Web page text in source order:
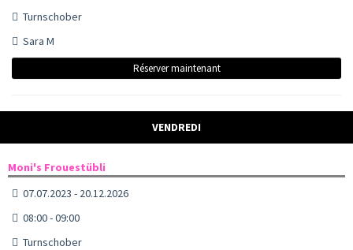
Turnschober
Sara M
Réserver maintenant
VENDREDI
Moni's Frouestübli
07.07.2023 - 20.12.2026
08:00 - 09:00
Turnschober